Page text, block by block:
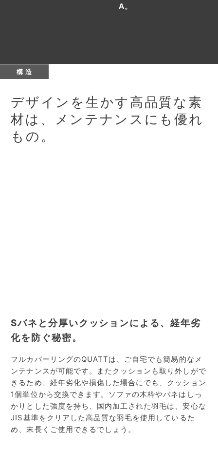
A。
構 造
デザインを生かす高品質な素
材は、
メンテナンスにも優れ
もの。
Sバネと分厚いクッションによる、 経年劣
化を防ぐ秘密。
フルカバーリングのQUATTは、ご自宅でも簡易的なメ
ンテナンスが可能です。またクッションも取り外しがで
きるため、経年劣化や損傷した場合にでも、クッション
1個単位から交換できます。ソファの木枠やバネはしっ
かりとした強度を持ち、国内加工された羽毛は、安心な
JIS基準をクリアした高品質な羽毛を使用しているた
め、末長くご使用できるでしょう。